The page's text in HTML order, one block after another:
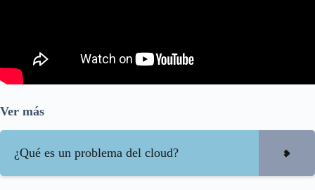
Ver más
¿Qué es un problema del cloud?